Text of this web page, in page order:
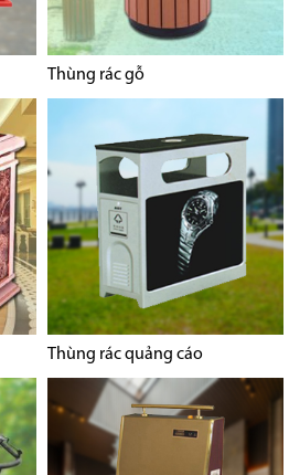
Thùng rác gỗ
Thùng rác quảng cáo